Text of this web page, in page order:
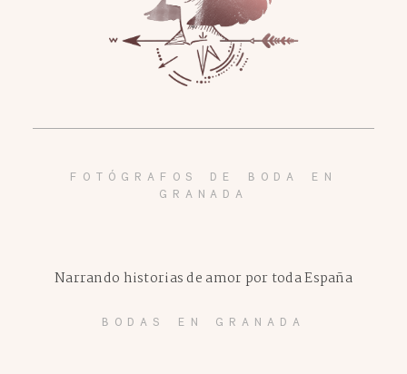
FOTÓGRAFOS DE BODA EN
GRANADA
BODAS EN GRANADA
Narrando historias de amor por toda España